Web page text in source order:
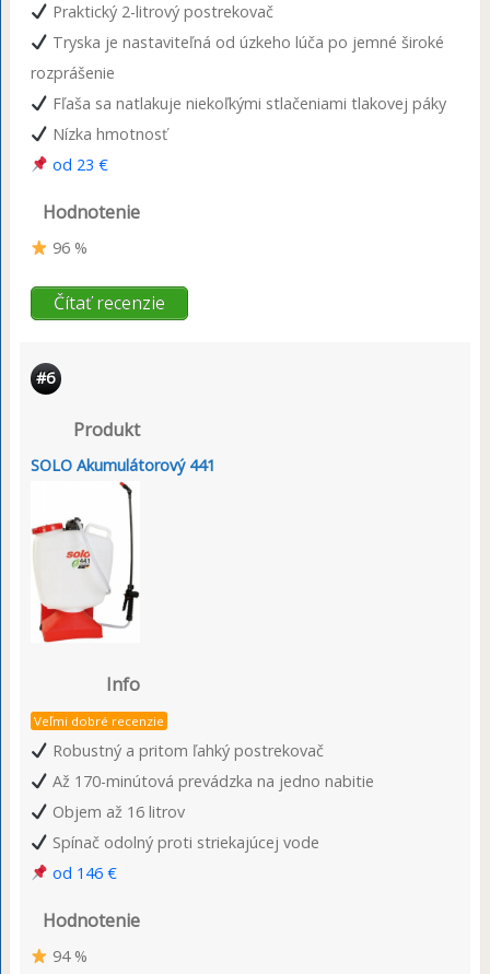
Praktický 2-litrový postrekovač
Tryska je nastaviteľná od úzkeho lúča po jemné široké
rozprášenie
Fľaša sa natlakuje niekoľkými stlačeniami tlakovej páky
Nízka hmotnosť
od 23 €
Hodnotenie
96 %
Čítať recenzie
#6
Produkt
SOLO Akumulátorový 441
Info
Veľmi dobré recenzie
Robustný a pritom ľahký postrekovač
Až 170-minútová prevádzka na jedno nabitie
Objem až 16 litrov
Spínač odolný proti striekajúcej vode
od 146 €
Hodnotenie
94 %